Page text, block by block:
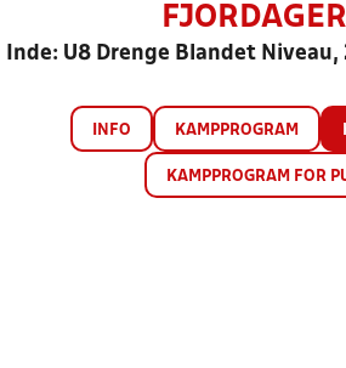
Inde: U8 Drenge Blandet
INFO KAMPPROGRAM
KAMPPROGRAM FOR